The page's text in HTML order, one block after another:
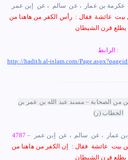
‏عكرمة بن عمار ‏ ‏، عن ‏ ‏سالم ‏ ‏، عن ‏ ‏إبن عمر
‏عائشة ‏ ‏فقال : ‏ ‏رأس الكفر من هاهنا من
الرابط :
http://hadith.al-islam.com/
من الصحابة – مسند عبد الله بن عمر بن
الخطاب(ر)
4787
بن عمار ‏ ‏، عن ‏ ‏سالم ‏ ‏، عن ‏ ‏إبن عمر
‏عائشة ‏ ‏فقال : ‏ ‏إن الكفر من هاهنا من